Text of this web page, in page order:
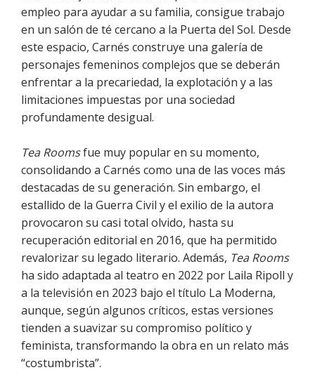
empleo para ayudar a su familia, consigue trabajo
en un salón de té cercano a la Puerta del Sol. Desde
este espacio, Carnés construye una galería de
personajes femeninos complejos que se deberán
enfrentar a la precariedad, la explotación y a las
limitaciones impuestas por una sociedad
profundamente desigual.
Tea Roomsfue muy popular en su momento,
consolidando a Carnés como una de las voces más
destacadas de su generación. Sin embargo, el
estallido de la Guerra Civil y el exilio de la autora
provocaron su casi total olvido, hasta su
recuperación editorial en 2016, que ha permitido
revalorizar su legado literario. Además, Tea Rooms
ha sido adaptada al teatro en 2022 por Laila Ripoll y
a la televisión en 2023 bajo el título La Moderna,
aunque, según algunos críticos, estas versiones
tienden a suavizar su compromiso político y
feminista, transformando la obra en un relato más
“costumbrista”.